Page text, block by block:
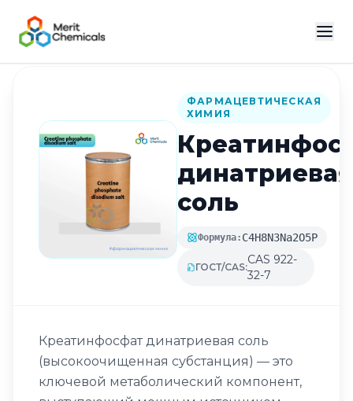
Назад в каталог
ФАРМАЦЕВТИЧЕСКАЯ
ХИМИЯ
динатриевая
соль
Формула: C4H8N3Na2O5P
ГОСТ/CAS:
CAS 922-
32-7
Креатинфосфат динатриевая соль
(высокоочищенная субстанция) — это
ключевой метаболический компонент,